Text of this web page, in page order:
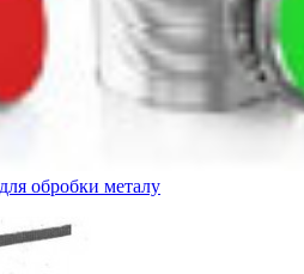
обробки металу